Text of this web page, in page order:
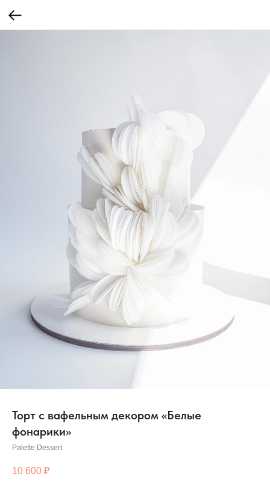
Торт с вафельным декором «Белые
фонарики»
Palette Dessert
10 600 ₽